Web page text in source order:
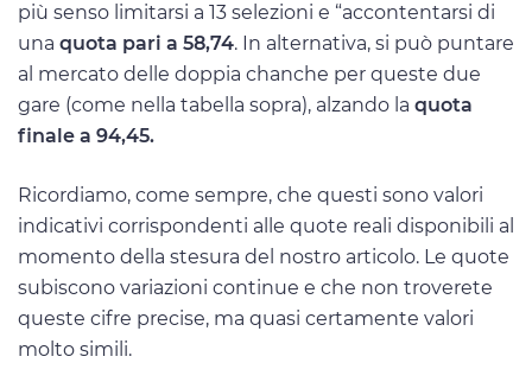
più senso limitarsi a 13 selezioni e “accontentarsi di
una quota pari a 58,74. In alternativa, si può puntare
al mercato delle doppia chanche per queste due
gare (come nella tabella sopra), alzando la quota
finale a 94,45.
Ricordiamo, come sempre, che questi sono valori
indicativi corrispondenti alle quote reali disponibili al
momento della stesura del nostro articolo. Le quote
subiscono variazioni continue e che non troverete
queste cifre precise, ma quasi certamente valori
molto simili.